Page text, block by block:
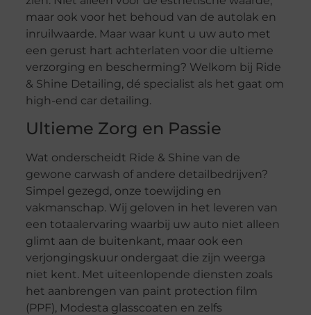
maar ook voor het behoud van de autolak en
inruilwaarde. Maar waar kunt u uw auto met
een gerust hart achterlaten voor die ultieme
verzorging en bescherming? Welkom bij Ride
& Shine Detailing, dé specialist als het gaat om
high-end car detailing.
Ultieme Zorg en Passie
Wat onderscheidt Ride & Shine van de
gewone carwash of andere detailbedrijven?
Simpel gezegd, onze toewijding en
vakmanschap. Wij geloven in het leveren van
een totaalervaring waarbij uw auto niet alleen
glimt aan de buitenkant, maar ook een
verjongingskuur ondergaat die zijn weerga
niet kent. Met uiteenlopende diensten zoals
het aanbrengen van paint protection film
(PPF), Modesta glasscoaten en zelfs